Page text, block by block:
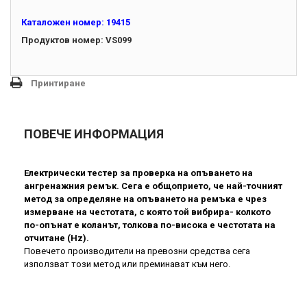
Каталожен номер: 19415
Продуктов номер: VS099
Принтиране
ПОВЕЧЕ ИНФОРМАЦИЯ
Електрически тестер за проверка на опъването на
ангренажния ремък. Сега е общоприето, че най-точният
метод за определяне на опъването на ремъка е чрез
измерване на честотата, с която той вибрира- колкото
по-опънат е коланът, толкова по-висока е честотата на
отчитане (Hz).
Повечето производители на превозни средства сега
използват този метод или преминават към него.